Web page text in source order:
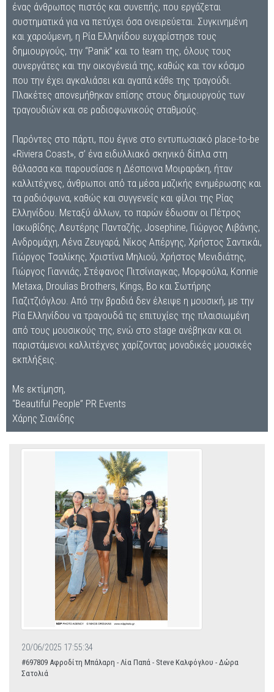
ένας άνθρωπος πιστός και συνεπής, που εργάζεται
συστηματικά για να πετύχει όσα ονειρεύεται. Συγκινημένη
και χαρούμενη, η Ρία Ελληνίδου ευχαρίστησε τους
δημιουργούς, την “Panik” και το team της, όλους τους
συνεργάτες και την οικογένειά της, καθώς και τον κόσμο
που την έχει αγκαλιάσει και αγαπά κάθε της τραγούδι.
Πλακέτες απονεμήθηκαν επίσης στους δημιουργούς των
τραγουδιών και σε ραδιοφωνικούς σταθμούς.
Παρόντες στο πάρτι, που έγινε στο εντυπωσιακό place-to-be
«Riviera Coast», σ’ ένα ειδυλλιακό σκηνικό δίπλα στη
θάλασσα και παρουσίασε η Δέσποινα Μοιραράκη, ήταν
καλλιτέχνες, άνθρωποι από τα μέσα μαζικής ενημέρωσης και
τα ραδιόφωνα, καθώς και συγγενείς και φίλοι της Ρίας
Ελληνίδου. Μεταξύ άλλων, το παρών έδωσαν οι Πέτρος
Ιακωβίδης, Λευτέρης Πανταζής, Josephine, Γιώργος Λιβάνης,
Ανδρομάχη, Λένα Ζευγαρά, Νίκος Απέργης, Χρήστος Σαντικάι,
Γιώργος Τσαλίκης, Χριστίνα Μηλιού, Χρήστος Μενιδιάτης,
Γιώργος Γιαννιάς, Στέφανος Πιτσίνιαγκας, Μορφούλα, Konnie
Metaxa, Droulias Brothers, Kings, Bo και Σωτήρης
Γιαζιτζιόγλου. Από την βραδιά δεν έλειψε η μουσική, με την
Ρία Ελληνίδου να τραγουδά τις επιτυχίες της πλαισιωμένη
από τους μουσικούς της, ενώ στο stage ανέβηκαν και οι
παριστάμενοι καλλιτέχνες χαρίζοντας μοναδικές μουσικές
εκπλήξεις.
Με εκτίμηση,
“Beautiful People” PR Events
Χάρης Σιανίδης
20/06/2025 17:55:34
#697809 Αφροδίτη Μπάλαρη - Λία Παπά - Steve Καλφόγλου - Δώρα
Σατολιά